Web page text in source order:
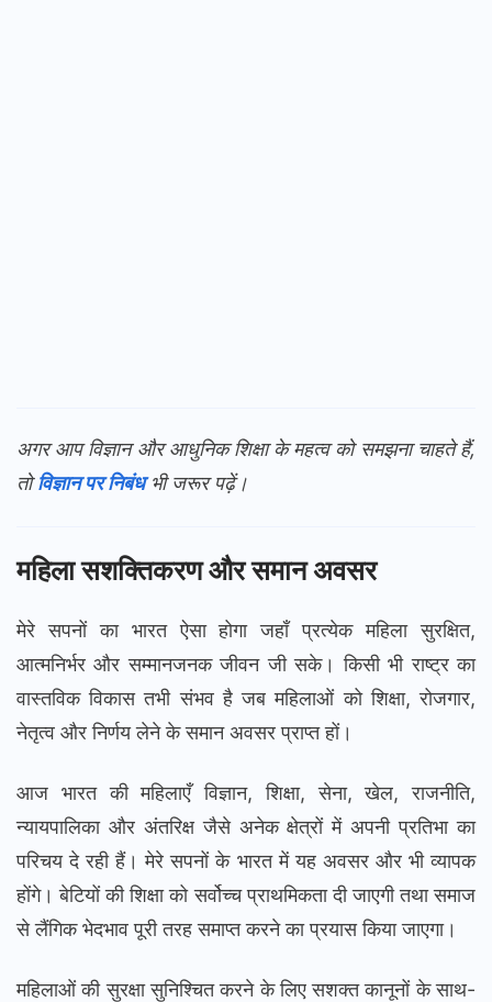
अगर आप विज्ञान और आधुनिक शिक्षा के महत्व को समझना चाहते हैं,
तोविज्ञान पर निबंधभी जरूर पढ़ें।
महिला सशक्तिकरण और समान अवसर
मेरे सपनों का भारत ऐसा होगा जहाँ प्रत्येक महिला सुरक्षित,
आत्मनिर्भर और सम्मानजनक जीवन जी सके। किसी भी राष्ट्र का
वास्तविक विकास तभी संभव है जब महिलाओं को शिक्षा, रोजगार,
नेतृत्व और निर्णय लेने के समान अवसर प्राप्त हों।
आज भारत की महिलाएँ विज्ञान, शिक्षा, सेना, खेल, राजनीति,
न्यायपालिका और अंतरिक्ष जैसे अनेक क्षेत्रों में अपनी प्रतिभा का
परिचय दे रही हैं। मेरे सपनों के भारत में यह अवसर और भी व्यापक
होंगे। बेटियों की शिक्षा को सर्वोच्च प्राथमिकता दी जाएगी तथा समाज
से लैंगिक भेदभाव पूरी तरह समाप्त करने का प्रयास किया जाएगा।
महिलाओं की सुरक्षा सुनिश्चित करने के लिए सशक्त कानूनों के साथ-